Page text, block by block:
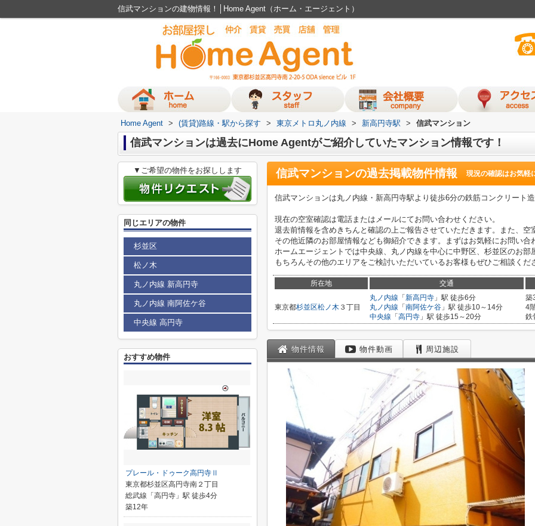
信武マンションの建物情報！│Home Agent（ホーム・エージェント）
Home Agent > (賃貸)路線・駅から探す > 東京メトロ丸ノ内線 > 新高円寺駅 > 信武マンション
信武マンションは過去にHome Agentがご紹介していたマンション情報です！
信武マンションの過去掲載物件情報 現況の確認はお気軽
信武マンションは丸ノ内線・新高円寺駅より徒歩6分の鉄筋コンクリート造
現在の空室確認は電話またはメールにてお問い合わせください。
退去前情報を含めきちんと確認の上ご報告させていただきます。また、空
その他近隣のお部屋情報なども御紹介できます。まずはお気軽にお問い合
ホームエージェントでは中央線、丸ノ内線を中心に中野区、杉並区のお部
もちろんその他のエリアをご検討いただいているお客様もぜひご相談くだ
所在地 交通
東京都杉並区松ノ木 ３丁目
丸ノ内線 「 新高円寺 」駅 徒歩6分
丸ノ内線 「 南阿佐ケ谷 」駅 徒歩10～14分
中央線 「 高円寺 」駅 徒歩15～20分
築
4
鉄
物件情報 物件動画 周辺施設
▼ご希望の物件をお探しします
同じエリアの物件
杉並区
松ノ木
丸ノ内線 新高円寺
丸ノ内線 南阿佐ケ谷
中央線 高円寺
おすすめ物件
プレール・ドゥーク高円寺Ⅱ
東京都杉並区高円寺南２丁目
総武線「高円寺」駅 徒歩4分
築12年